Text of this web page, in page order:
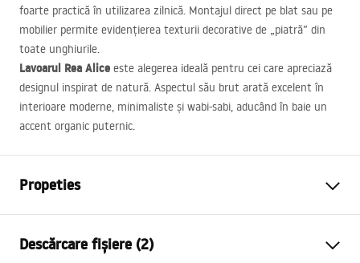
foarte practică în utilizarea zilnică. Montajul direct pe blat sau pe
mobilier permite evidențierea texturii decorative de „piatră” din
toate unghiurile.
Lavoarul Rea Alice este alegerea ideală pentru cei care apreciază
designul inspirat de natură. Aspectul său brut arată excelent în
interioare moderne, minimaliste și wabi-sabi, aducând în baie un
accent organic puternic.
Propeties
Material
Descărcare fișiere (2)